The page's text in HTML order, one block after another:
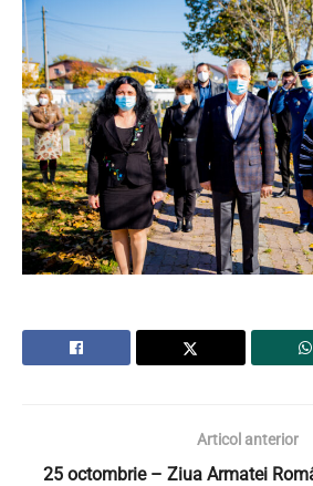
Articol anterior
25 octombrie – Ziua Armatei